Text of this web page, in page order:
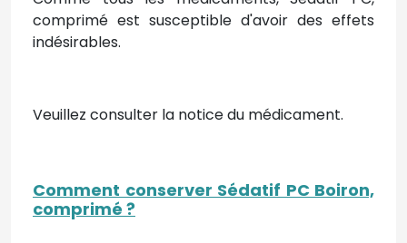
comprimé est susceptible d'avoir des effets
indésirables.
Veuillez consulter la notice du médicament.
Comment conserver Sédatif PC Boiron,
comprimé ?